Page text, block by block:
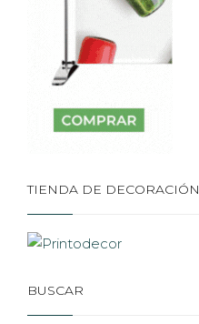
TIENDA DE DECORACIÓN
BUSCAR